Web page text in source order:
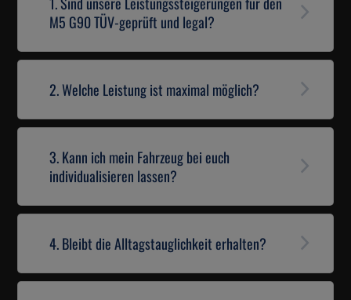
M5 G90 TÜV-geprüft und legal?
2. Welche Leistung ist maximal möglich?
3. Kann ich mein Fahrzeug bei euch
individualisieren lassen?
4. Bleibt die Alltagstauglichkeit erhalten?